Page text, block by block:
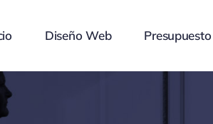
Diseño Web Presupuesto